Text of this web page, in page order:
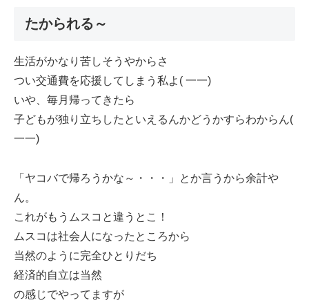
たかられる～
生活がかなり苦しそうやからさ
つい交通費を応援してしまう私よ( 一一)
いや、毎月帰ってきたら
子どもが独り立ちしたといえるんかどうかすらわからん(
一一)
「ヤコバで帰ろうかな～・・・」とか言うから余計や
ん。
これがもうムスコと違うとこ！
ムスコは社会人になったところから
当然のように完全ひとりだち
経済的自立は当然
の感じでやってますが